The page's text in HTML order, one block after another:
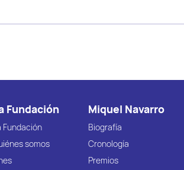
Fundación
Fundación
somos
Miquel Navarro
Biografía
Cronología
Premios